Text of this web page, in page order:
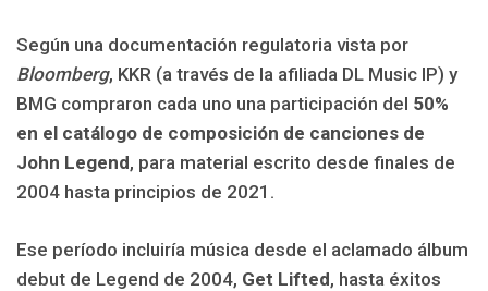
Según una documentación regulatoria vista por
Bloomberg, KKR (a través de la afiliada DL Music IP) y
BMG compraron cada uno una participación del 50%
en el catálogo de composición de canciones de
John Legend, para material escrito desde finales de
2004 hasta principios de 2021.
Ese período incluiría música desde el aclamado álbum
debut de Legend de 2004, Get Lifted, hasta éxitos